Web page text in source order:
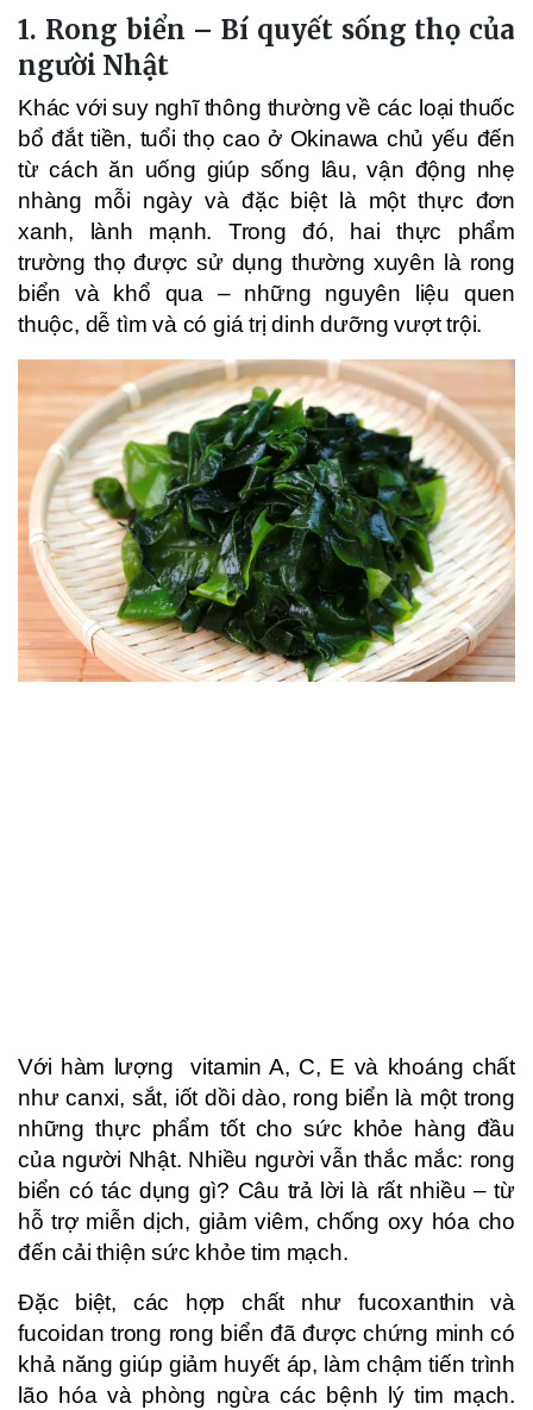
1. Rong biển – Bí quyết sống thọ của
người Nhật
Khác với suy nghĩ thông thường về các loại thuốc
bổ đắt tiền, tuổi thọ cao ở Okinawa chủ yếu đến
từ cách ăn uống giúp sống lâu, vận động nhẹ
nhàng mỗi ngày và đặc biệt là một thực đơn
xanh, lành mạnh. Trong đó, hai thực phẩm
trường thọ được sử dụng thường xuyên là rong
biển và khổ qua – những nguyên liệu quen
thuộc, dễ tìm và có giá trị dinh dưỡng vượt trội.
Với hàm lượngvitamin A, C, E và khoáng chất
như canxi, sắt, iốt dồi dào, rong biển là một trong
những thực phẩm tốt cho sức khỏe hàng đầu
của người Nhật. Nhiều người vẫn thắc mắc: rong
biển có tác dụng gì? Câu trả lời là rất nhiều – từ
hỗ trợ miễn dịch, giảm viêm, chống oxy hóa cho
đến cải thiện sức khỏe tim mạch.
Đặc biệt, các hợp chất như fucoxanthin và
fucoidan trong rong biển đã được chứng minh có
khả năng giúp giảm huyết áp, làm chậm tiến trình
lão hóa và phòng ngừa các bệnh lý tim mạch.